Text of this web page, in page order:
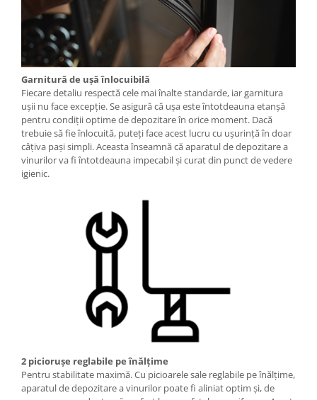
Garnitură de uşă înlocuibilă
Fiecare detaliu respectă cele mai înalte standarde, iar garnitura
uşii nu face excepţie. Se asigură că uşa este întotdeauna etanşă
pentru condiţii optime de depozitare în orice moment. Dacă
trebuie să fie înlocuită, puteţi face acest lucru cu uşurinţă în doar
câţiva paşi simpli. Aceasta înseamnă că aparatul de depozitare a
vinurilor va fi întotdeauna impecabil şi curat din punct de vedere
igienic.
2 picioruşe reglabile pe înălţime
Pentru stabilitate maximă. Cu picioarele sale reglabile pe înălţime,
aparatul de depozitare a vinurilor poate fi aliniat optim şi, de